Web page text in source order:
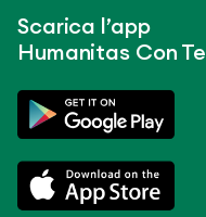
Scarica l’app
Humanitas Con Te